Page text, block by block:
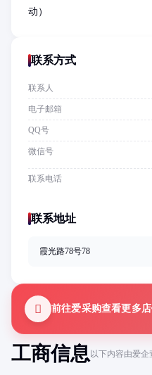
工商信息以下内容由爱企
动）
联系方式
联系人
电子邮箱
QQ号
微信号
联系电话
联系地址
霞光路78号78
前往爱采购查看更多